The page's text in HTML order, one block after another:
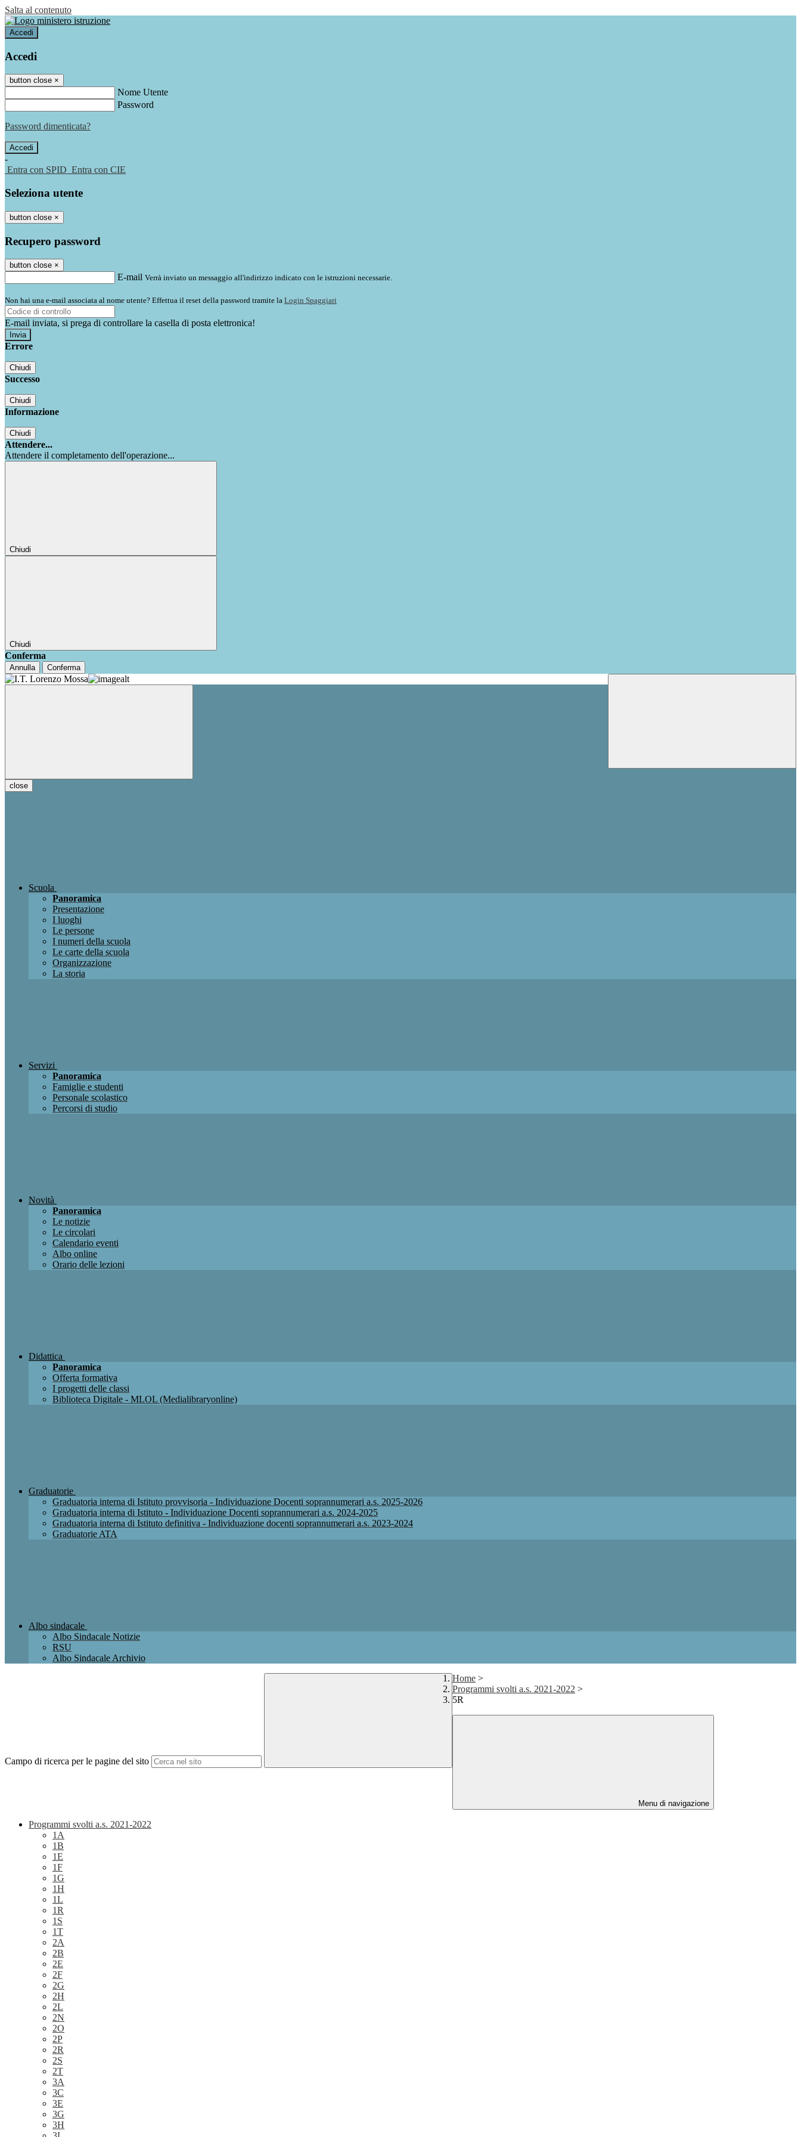
Salta al contenuto
Accedi
Accedi
button close ×
Nome Utente
Password
Password dimenticata?
-
Entra con SPID Entra con CIE
Seleziona utente
button close ×
Recupero password
button close ×
E-mail Verrà inviato un messaggio all'indirizzo indicato con le istruzioni necessarie.
Non hai una e-mail associata al nome utente? Effettua il reset della password tramite la Login Spaggiari
E-mail inviata, si prega di controllare la casella di posta elettronica!
Errore
Chiudi
Successo
Chiudi
Informazione
Chiudi
Attendere...
Attendere il completamento dell'operazione...
Chiudi
Chiudi
Conferma
Annulla Conferma
close
Scuola
Panoramica
Presentazione
I luoghi
Le persone
I numeri della scuola
Le carte della scuola
Organizzazione
La storia
Servizi
Panoramica
Famiglie e studenti
Personale scolastico
Percorsi di studio
Novità
Panoramica
Le notizie
Le circolari
Calendario eventi
Albo online
Orario delle lezioni
Didattica
Panoramica
Offerta formativa
I progetti delle classi
Biblioteca Digitale - MLOL (Medialibraryonline)
Graduatorie
Graduatoria interna di Istituto provvisoria - Individuazione Docenti soprannumerari a.s. 2025-2026
Graduatoria interna di Istituto - Individuazione Docenti soprannumerari a.s. 2024-2025
Graduatoria interna di Istituto definitiva - Individuazione docenti soprannumerari a.s. 2023-2024
Graduatorie ATA
Albo sindacale
Albo Sindacale Notizie
RSU
Albo Sindacale Archivio
Campo di ricerca per le pagine del sito
Home >
Programmi svolti a.s. 2021-2022 >
5R
Menu di navigazione
Programmi svolti a.s. 2021-2022
1A
1B
1E
1F
1G
1H
1L
1R
1S
1T
2A
2B
2E
2F
2G
2H
2L
2N
2O
2P
2R
2S
2T
3A
3C
3E
3G
3H